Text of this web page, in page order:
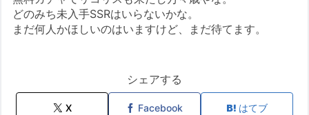
どのみち未入手SSRはいらないかな。
まだ何人かほしいのはいますけど、まだ待てます。
シェアする
X Facebook はてブ